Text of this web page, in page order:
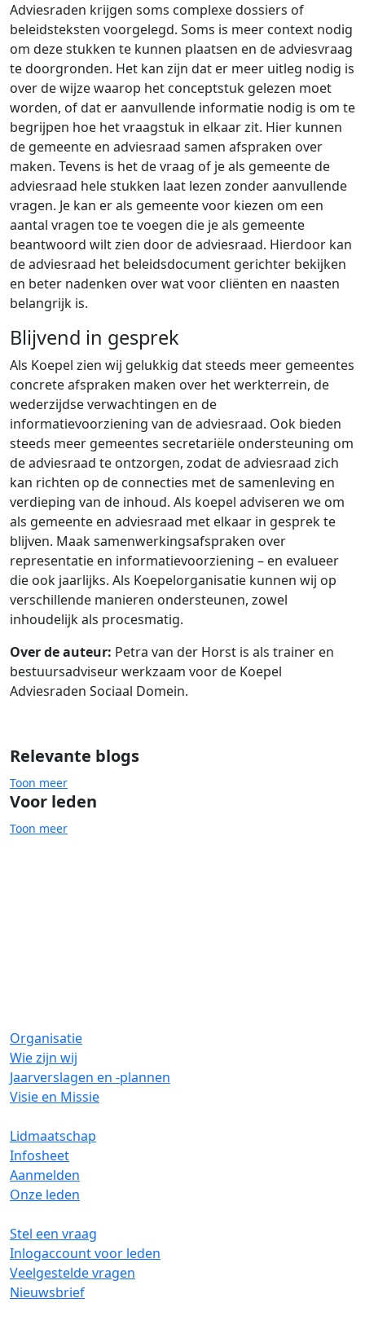
Adviesraden krijgen soms complexe dossiers of
beleidsteksten voorgelegd. Soms is meer context nodig
om deze stukken te kunnen plaatsen en de adviesvraag
te doorgronden. Het kan zijn dat er meer uitleg nodig is
over de wijze waarop het conceptstuk gelezen moet
worden, of dat er aanvullende informatie nodig is om te
begrijpen hoe het vraagstuk in elkaar zit. Hier kunnen
de gemeente en adviesraad samen afspraken over
maken. Tevens is het de vraag of je als gemeente de
adviesraad hele stukken laat lezen zonder aanvullende
vragen. Je kan er als gemeente voor kiezen om een
aantal vragen toe te voegen die je als gemeente
beantwoord wilt zien door de adviesraad. Hierdoor kan
de adviesraad het beleidsdocument gerichter bekijken
en beter nadenken over wat voor cliënten en naasten
belangrijk is.
Blijvend in gesprek
Als Koepel zien wij gelukkig dat steeds meer gemeentes
concrete afspraken maken over het werkterrein, de
wederzijdse verwachtingen en de
informatievoorziening van de adviesraad. Ook bieden
steeds meer gemeentes secretariële ondersteuning om
de adviesraad te ontzorgen, zodat de adviesraad zich
kan richten op de connecties met de samenleving en
verdieping van de inhoud. Als koepel adviseren we om
als gemeente en adviesraad met elkaar in gesprek te
blijven. Maak samenwerkingsafspraken over
representatie en informatievoorziening – en evalueer
die ook jaarlijks. Als Koepelorganisatie kunnen wij op
verschillende manieren ondersteunen, zowel
inhoudelijk als procesmatig.
Over de auteur: Petra van der Horst is als trainer en
bestuursadviseur werkzaam voor de Koepel
Adviesraden Sociaal Domein.
Relevante blogs
Toon meer
Voor leden
Toon meer
Organisatie
Wie zijn wij
Jaarverslagen en -plannen
Visie en Missie
Lidmaatschap
Infosheet
Aanmelden
Onze leden
Stel een vraag
Inlogaccount voor leden
Veelgestelde vragen
Nieuwsbrief